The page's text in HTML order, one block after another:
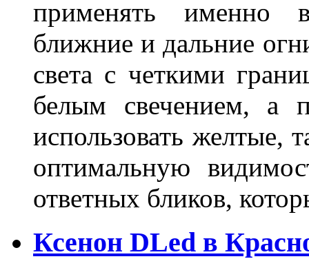
применять именно
ближние и дальние
света с четкими
белым свечением, а
использовать желтые,
оптимальную
ответных бликов,
Ксенон DLed в